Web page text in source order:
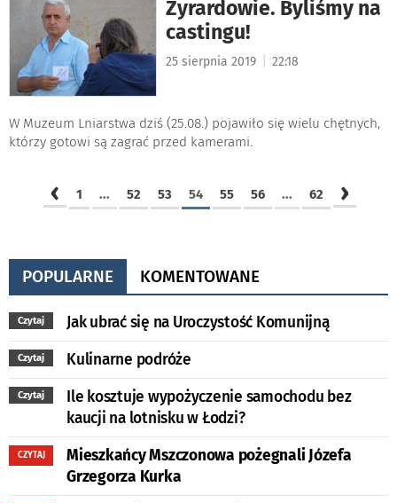
Żyrardowie. Byliśmy na
castingu!
25 sierpnia 2019 22:18
W Muzeum Lniarstwa dziś (25.08.) pojawiło się wielu chętnych,
którzy gotowi są zagrać przed kamerami.
‹ 1 ... 52 53 54 55 56 ... 62 ›
POPULARNE KOMENTOWANE
Czytaj Jak ubrać się na Uroczystość Komunijną
Czytaj Kulinarne podróże
Czytaj
Ile kosztuje wypożyczenie samochodu bez
kaucji na lotnisku w Łodzi?
CZYTAJ
Mieszkańcy Mszczonowa pożegnali Józefa
Grzegorza Kurka